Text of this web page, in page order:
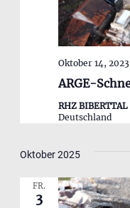
ARGE-
Oktober 14, 2023
RHZ BIBERTTAL
Deutschland
Oktober 2025
FR.
3